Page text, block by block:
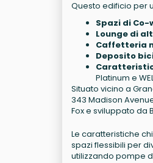
Questo edificio per
Spazi di Co-
Lounge di
Caffetteria
Deposito
Platinum e
Situato vicino a
343 Madison
Fox e sviluppato da
Le caratteristiche
spazi flessibili per
utilizzando pompe